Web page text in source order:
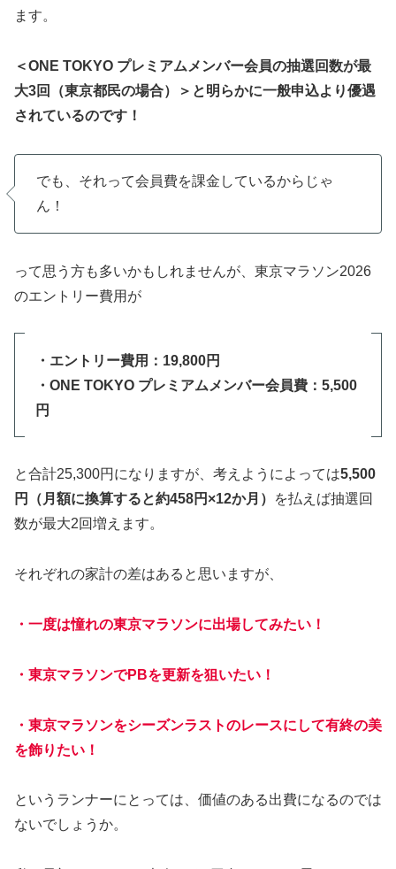
ます。
＜ONE TOKYO プレミアムメンバー会員の抽選回数が最
大3回（東京都民の場合）＞と明らかに一般申込より優遇
されているのです！
でも、それって会員費を課金しているからじゃ
ん！
って思う方も多いかもしれませんが、東京マラソン2026
のエントリー費用が
・エントリー費用：19,800円
・ONE TOKYO プレミアムメンバー会員費：5,500
円
と合計25,300円になりますが、考えようによっては5,500
円（月額に換算すると約458円×12か月）
を払えば抽選回
数が最大2回増えます。
それぞれの家計の差はあると思いますが、
・一度は憧れの東京マラソンに出場してみたい！
・東京マラソンでPBを更新を狙いたい！
・東京マラソンをシーズンラストのレースにして有終の美
を飾りたい！
というランナーにとっては、価値のある出費になるのでは
ないでしょうか。